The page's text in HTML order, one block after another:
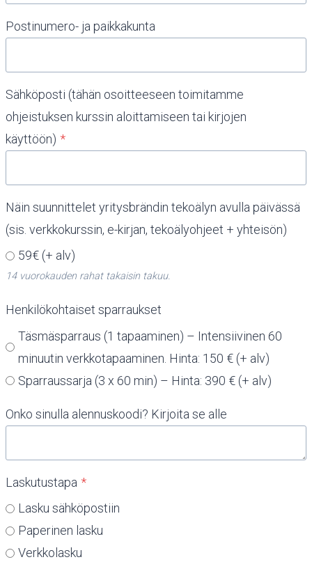
Postinumero- ja paikkakunta
Sähköposti (tähän osoitteeseen toimitamme
ohjeistuksen kurssin aloittamiseen tai kirjojen
käyttöön) *
Näin suunnittelet yritysbrändin tekoälyn avulla päivässä
(sis. verkkokurssin, e-kirjan, tekoälyohjeet + yhteisön)
59€ (+ alv)
14 vuorokauden rahat takaisin takuu.
Henkilökohtaiset sparraukset
Täsmäsparraus (1 tapaaminen) – Intensiivinen 60
minuutin verkkotapaaminen. Hinta: 150 € (+ alv)
Sparraussarja (3 x 60 min) – Hinta: 390 € (+ alv)
Onko sinulla alennuskoodi? Kirjoita se alle
Laskutustapa *
Lasku sähköpostiin
Paperinen lasku
Verkkolasku